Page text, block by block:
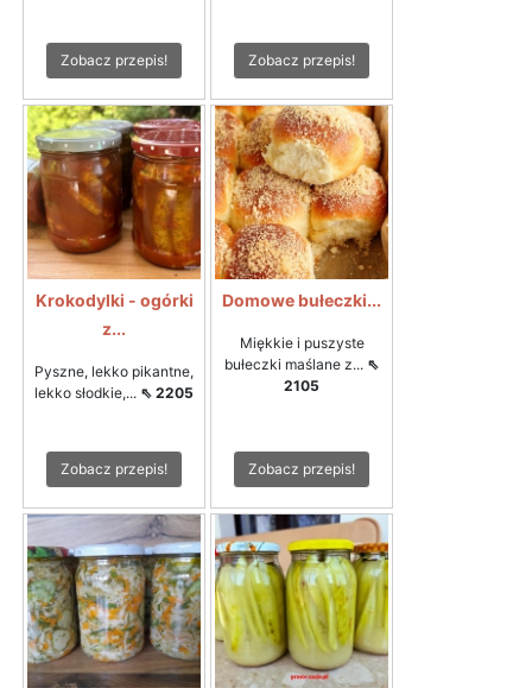
Zobacz przepis! Zobacz przepis!
Krokodylki - ogórki
z...
Pyszne, lekko pikantne,
lekko słodkie,... ⇖ 2205
Zobacz przepis!
Domowe bułeczki...
Miękkie i puszyste
bułeczki maślane z... ⇖
2105
Zobacz przepis!